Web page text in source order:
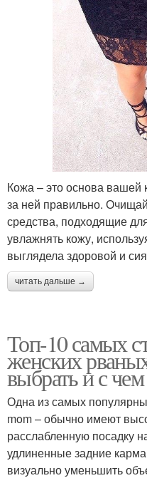
Кожа – это основа вашей
за ней правильно.
средства, подходящие
увлажнять кожу,
выглядела здоровой и
читать дальше →
Топ-10 самых
женских
выбрать и с чем
Одна из самых
mom – обычно имеют
расслабленную посадку
удлиненные задние
визуально уменьшить